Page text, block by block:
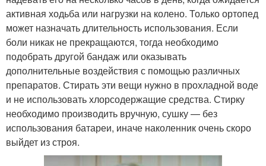
активная ходьба или нагрузки на колено. Только ортопед
может назначать длительность использования. Если
боли никак не прекращаются, тогда необходимо
подобрать другой бандаж или оказывать
дополнительные воздействия с помощью различных
препаратов. Стирать эти вещи нужно в прохладной воде
и не использовать хлорсодержащие средства. Стирку
необходимо производить вручную, сушку — без
использования батареи, иначе наколенник очень скоро
выйдет из строя.